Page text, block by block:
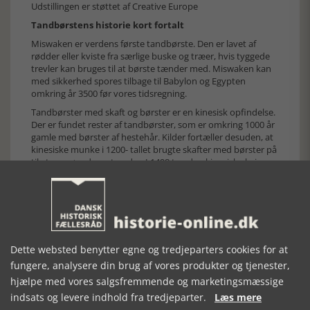
Udstillingen er støttet af Creative Europe
Tandbørstens historie kort fortalt
Miswaken er verdens første tandbørste. Den er lavet af
rødder eller kviste fra særlige buske og træer, hvis tyggede
trevler kan bruges til at børste tænder med. Miswaken kan
med sikkerhed spores tilbage til Babylon og Egypten
omkring år 3500 før vores tidsregning.
Tandbørster med skaft og børster er en kinesisk opfindelse.
Der er fundet rester af tandbørster, som er omkring 1000 år
gamle med børster af hestehår. Kilder fortæller desuden, at
kinesiske munke i 1200- tallet brugte skafter med børster på
til at rengøre deres tænder. I 1498 tog den kinesiske kejser
med børster fra svin og skafter af ben eller bambus.
Europæerne lærte tandbørsten at kende gennem handlen
med Kina. Der skulle dog gå flere hundrede år, før den for
alvor slog igennem i Europa. Så mens man i Mellemøsten,
europæerne i bedste fald nøjes med at gnubbe deres
tænder med en finger, måske omviklet med stof.
I 1780 blev de første masseproducerede tandbørster
lanceret på det europæiske marked af englænderen William
Dette websted benytter egne og tredjeparters cookies for at
fungere, analysere din brug af vores produkter og tjenester,
hjælpe med vores salgsfremmende og marketingsmæssige
indsats og levere indhold fra tredjeparter. Læs mere